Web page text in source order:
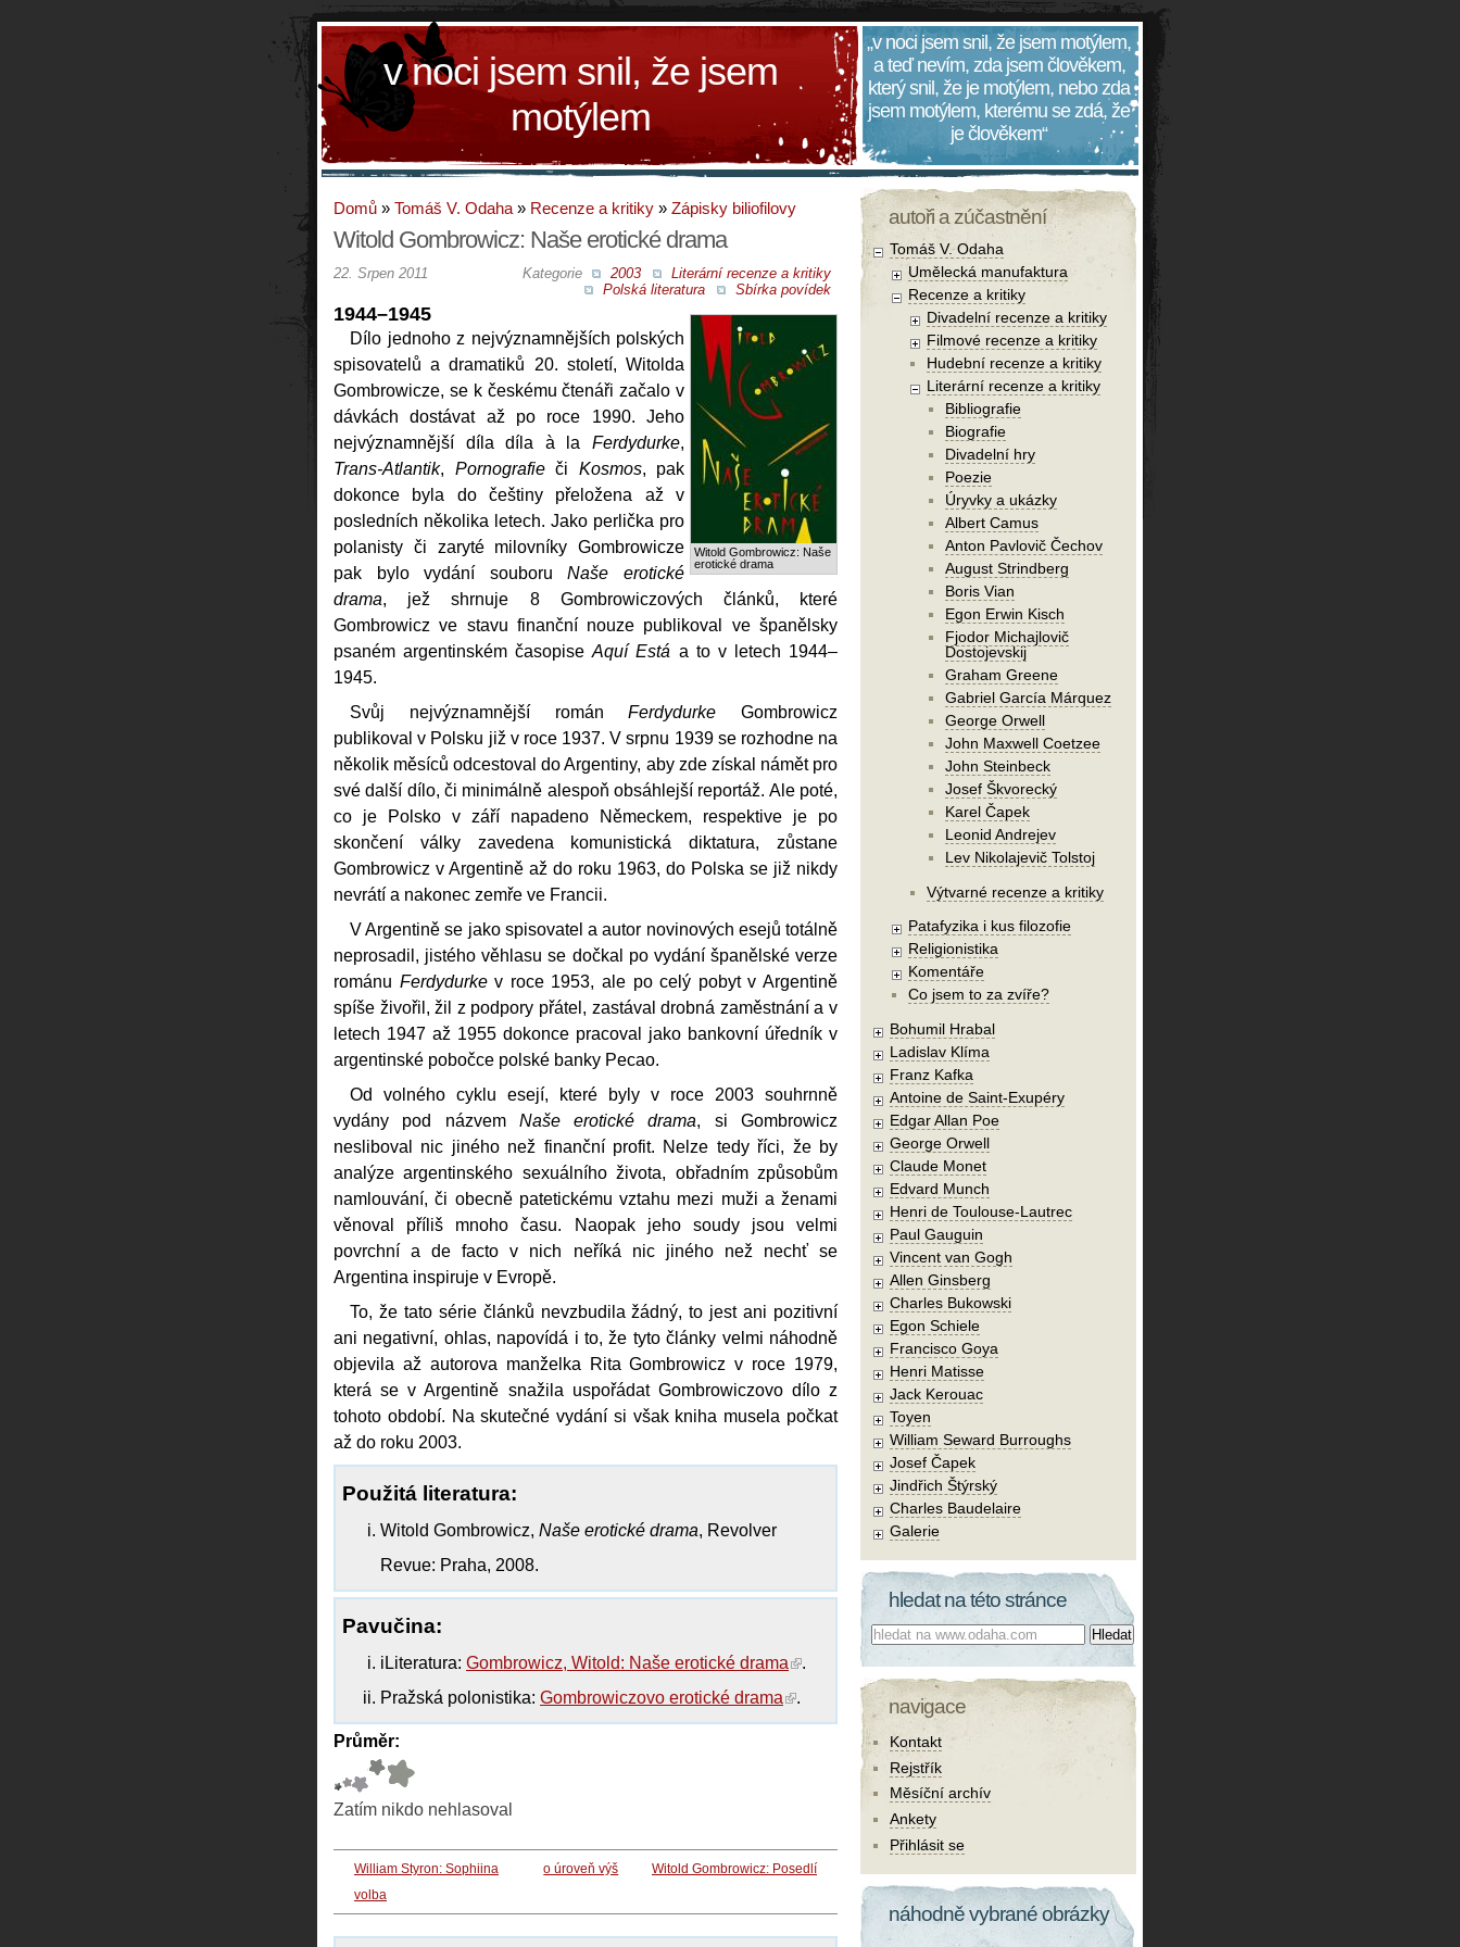
v noci jsem snil, že jsem
motýlem
„v noci jsem snil, že jsem motýlem,
a teď nevím, zda jsem člověkem,
který snil, že je motýlem, nebo zda
jsem motýlem, kterému se zdá, že
je člověkem“
Domů » Tomáš V. Odaha » Recenze a kritiky » Zápisky biliofilovy
Witold Gombrowicz: Naše erotické drama
Kategorie 2003
Literární recenze a kritiky
Polská literatura
Sbírka povídek
22. Srpen 2011
Witold Gombrowicz: Naše
erotické drama
1944–1945
Dílo jednoho z nejvýznamnějších polských
spisovatelů a dramatiků 20. století, Witolda
Gombrowicze, se k českému čtenáři začalo v
dávkách dostávat až po roce 1990. Jeho
nejvýznamnější díla díla à la Ferdydurke,
Trans-Atlantik, Pornografieči Kosmos, pak
dokonce byla do češtiny přeložena až v
posledních několika letech. Jako perlička pro
polanisty či zaryté milovníky Gombrowicze
pak bylo vydání souboruNaše erotické
drama, jež shrnuje 8 Gombrowiczových článků, které
Gombrowicz ve stavu finanční nouze publikoval ve španělsky
psaném argentinském časopiseAquí Está a to v letech 1944–
1945.
Svůj nejvýznamnější románFerdydurke Gombrowicz
publikoval v Polsku již v roce 1937. V srpnu 1939 se rozhodne na
několik měsíců odcestoval do Argentiny, aby zde získal námět pro
své další dílo, či minimálně alespoň obsáhlejší reportáž. Ale poté,
co je Polsko v září napadeno Německem, respektive je po
skončení války zavedena komunistická diktatura, zůstane
Gombrowicz v Argentině až do roku 1963, do Polska se již nikdy
nevrátí a nakonec zemře ve Francii.
V Argentině se jako spisovatel a autor novinových esejů totálně
neprosadil, jistého věhlasu se dočkal po vydání španělské verze
románu Ferdydurkev roce 1953, ale po celý pobyt v Argentině
spíše živořil, žil z podpory přátel, zastával drobná zaměstnání a v
letech 1947 až 1955 dokonce pracoval jako bankovní úředník v
argentinské pobočce polské banky Pecao.
Od volného cyklu esejí, které byly v roce 2003 souhrnně
vydány pod názvem Naše erotické drama, si Gombrowicz
nesliboval nic jiného než finanční profit. Nelze tedy říci, že by
analýze argentinského sexuálního života, obřadním způsobům
namlouvání, či obecně patetickému vztahu mezi muži a ženami
věnoval příliš mnoho času. Naopak jeho soudy jsou velmi
povrchní a de facto v nich neříká nic jiného než nechť se
Argentina inspiruje v Evropě.
To, že tato série článků nevzbudila žádný, to jest ani pozitivní
ani negativní, ohlas, napovídá i to, že tyto články velmi náhodně
objevila až autorova manželka Rita Gombrowicz v roce 1979,
která se v Argentině snažila uspořádat Gombrowiczovo dílo z
tohoto období. Na skutečné vydání si však kniha musela počkat
až do roku 2003.
Použitá literatura:
Witold Gombrowicz, Naše erotické drama, Revolver
Revue: Praha, 2008.
Pavučina:
iLiteratura: Gombrowicz, Witold: Naše erotické drama
.
Pražská polonistika: Gombrowiczovo erotické drama .
Průměr:
Zatím nikdo nehlasoval
William Styron: Sophiina
volba
o úroveň výš Witold Gombrowicz: Posedlí
autoři a zúčastnění
Tomáš V. Odaha
Umělecká manufaktura
Recenze a kritiky
Divadelní recenze a kritiky
Filmové recenze a kritiky
Hudební recenze a kritiky
Literární recenze a kritiky
Bibliografie
Biografie
Divadelní hry
Poezie
Úryvky a ukázky
Albert Camus
Anton Pavlovič Čechov
August Strindberg
Boris Vian
Egon Erwin Kisch
Fjodor Michajlovič
Dostojevskij
Graham Greene
Gabriel García Márquez
George Orwell
John Maxwell Coetzee
John Steinbeck
Josef Škvorecký
Karel Čapek
Leonid Andrejev
Lev Nikolajevič Tolstoj
Výtvarné recenze a kritiky
Patafyzika i kus filozofie
Religionistika
Komentáře
Co jsem to za zvíře?
Bohumil Hrabal
Ladislav Klíma
Franz Kafka
Antoine de Saint-Exupéry
Edgar Allan Poe
George Orwell
Claude Monet
Edvard Munch
Henri de Toulouse-Lautrec
Paul Gauguin
Vincent van Gogh
Allen Ginsberg
Charles Bukowski
Egon Schiele
Francisco Goya
Henri Matisse
Jack Kerouac
Toyen
William Seward Burroughs
Josef Čapek
Jindřich Štýrský
Charles Baudelaire
Galerie
hledat na této stránce
Co hledat:
navigace
Kontakt
Rejstřík
Měsíční archív
Ankety
Přihlásit se
náhodně vybrané obrázky